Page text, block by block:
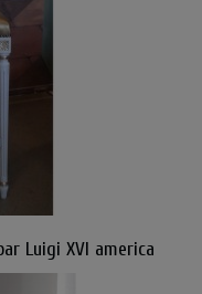
Luigi XVI america